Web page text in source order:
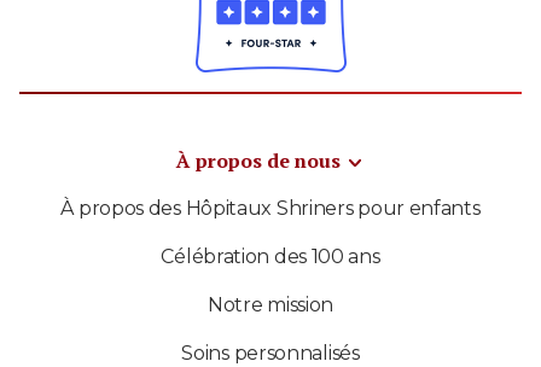
À propos de nous
À propos des Hôpitaux Shriners pour enfants
Célébration des 100 ans
Notre mission
Soins personnalisés